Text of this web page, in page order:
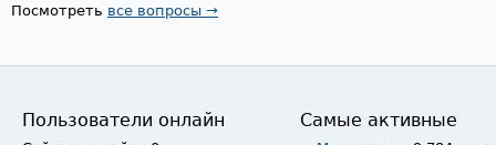
Посмотреть все вопросы →
Пользователи онлайн Самые активные